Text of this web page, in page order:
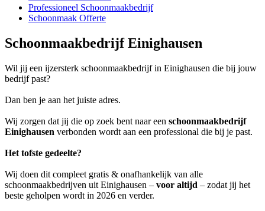
Professioneel Schoonmaakbedrijf
Schoonmaak Offerte
Schoonmaakbedrijf Einighausen
Wil jij een ijzersterk schoonmaakbedrijf in Einighausen die bij jouw
bedrijf past?
Dan ben je aan het juiste adres.
Wij zorgen dat jij die op zoek bent naar een schoonmaakbedrijf
Einighausen verbonden wordt aan een professional die bij je past.
Het tofste gedeelte?
Wij doen dit compleet gratis & onafhankelijk van alle
schoonmaakbedrijven uit Einighausen – voor altijd – zodat jij het
beste geholpen wordt in 2026 en verder.